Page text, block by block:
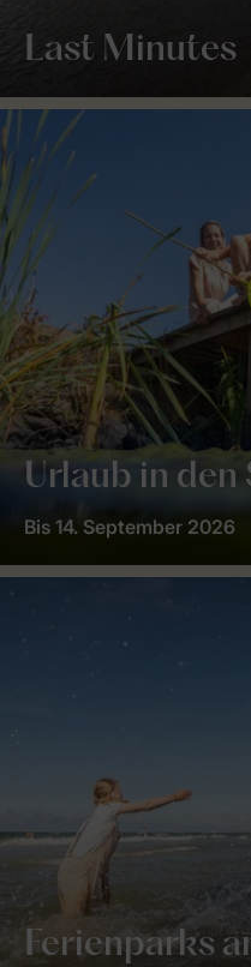
Last Minutes
Urlaub in
Bis 14. September 2026
Ferienparks